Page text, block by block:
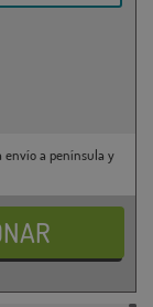
envío a península y